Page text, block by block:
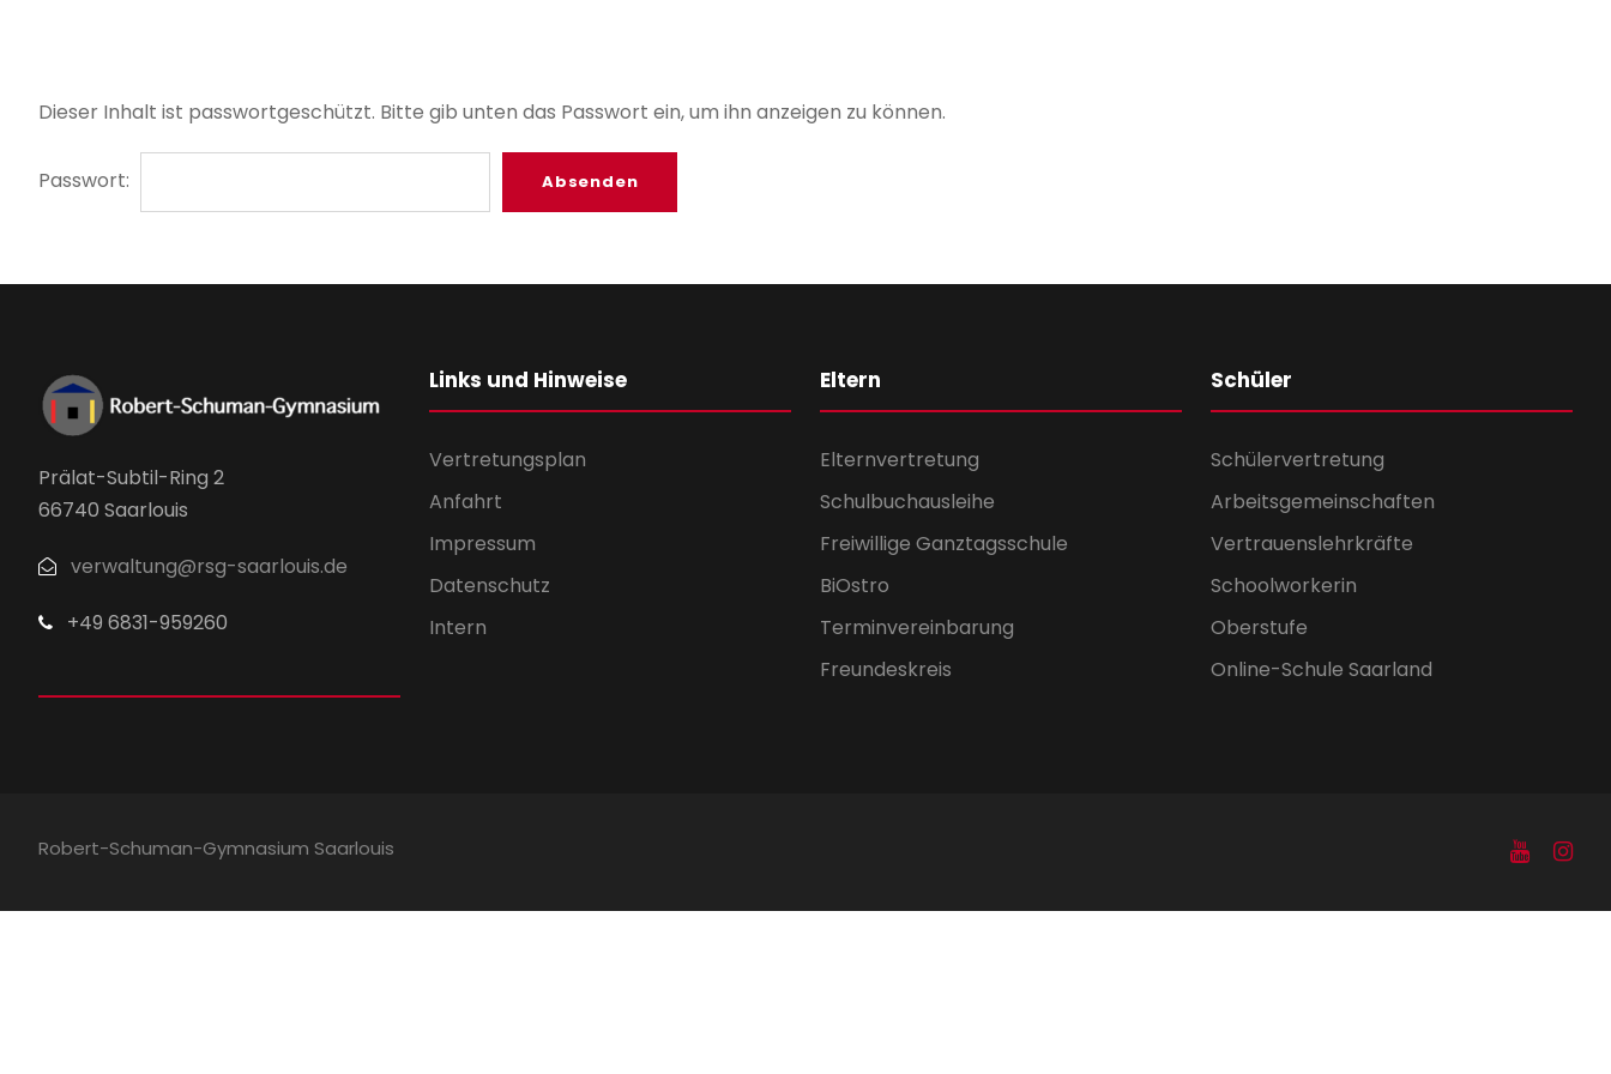
Dieser Inhalt ist passwortgeschützt. Bitte gib unten das Passwort ein, um ihn anzeigen zu können.
Passwort:
Prälat-Subtil-Ring 2
66740 Saarlouis
verwaltung@rsg-saarlouis.de
+49 6831-959260
Links und Hinweise
Vertretungsplan
Anfahrt
Impressum
Datenschutz
Intern
Eltern
Elternvertretung
Schulbuchausleihe
Freiwillige Ganztagsschule
BiOstro
Terminvereinbarung
Freundeskreis
Schüler
Schülervertretung
Arbeitsgemeinschaften
Vertrauenslehrkräfte
Schoolworkerin
Oberstufe
Online-Schule Saarland
Robert-Schuman-Gymnasium Saarlouis